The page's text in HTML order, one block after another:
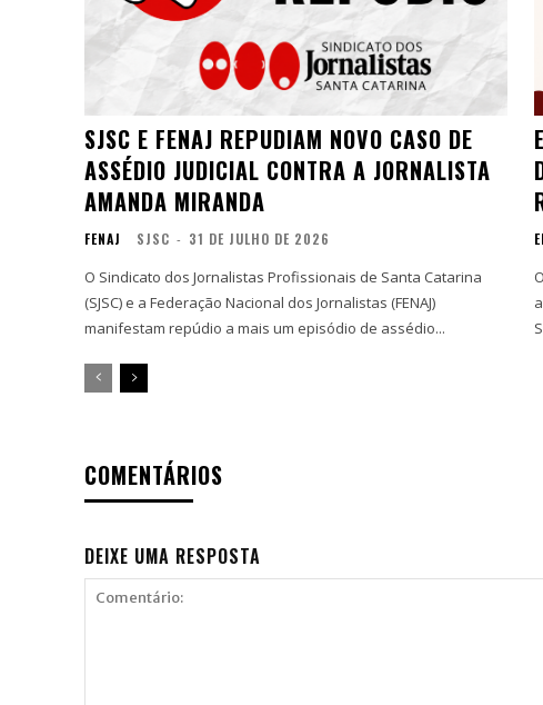
SJSC E FENAJ REPUDIAM NOVO CASO DE
ASSÉDIO JUDICIAL CONTRA A JORNALISTA
AMANDA MIRANDA
FENAJ SJSC - 31 DE JULHO DE 2026
O Sindicato dos Jornalistas Profissionais de Santa Catarina
(SJSC) e a Federação Nacional dos Jornalistas (FENAJ)
manifestam repúdio a mais um episódio de assédio...
COMENTÁRIOS
DEIXE UMA RESPOSTA